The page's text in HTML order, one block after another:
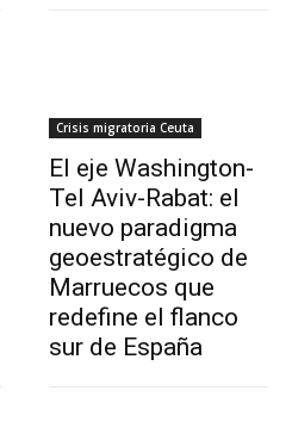
Crisis migratoria Ceuta
El eje Washington-
Tel Aviv-Rabat: el
nuevo paradigma
geoestratégico de
Marruecos que
redefine el flanco
sur de España